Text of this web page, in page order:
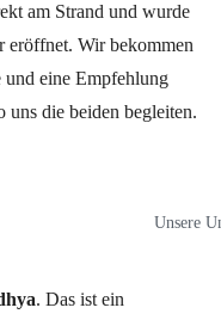
am Strand und wurde
eröffnet. Wir bekommen
eine Empfehlung
uns die beiden begleiten.
Unsere
. Das ist ein